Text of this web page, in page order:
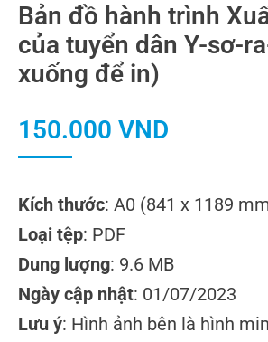
Bản đồ hành trình
của tuyển dân Y-sơ-
xuống để in)
150.000 VND
Kích thước: A0 (841 x 1189
Loại tệp: PDF
Dung lượng: 9.6 MB
Ngày cập nhật: 01/07/2023
Lưu ý: Hình ảnh bên là hình